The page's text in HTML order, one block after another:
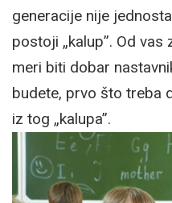
generacije nije
postoji „kalup”. Od
meri biti dobar
budete, prvo što treba
iz tog „kalupa”.